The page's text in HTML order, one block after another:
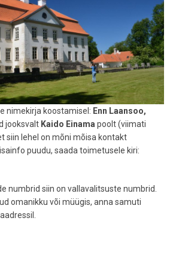
nimekirja koostamisel: Enn Laansoo,
jooksvalt Kaido Einama poolt (viimati
siin lehel on mõni mõisa kontakt
puudu, saada toimetusele kiri:
numbrid siin on vallavalitsuste numbrid.
omanikku või müügis, anna samuti